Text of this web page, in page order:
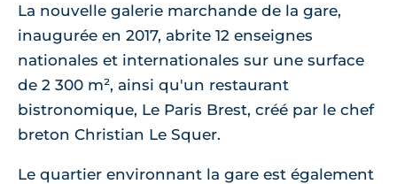
La nouvelle galerie marchande de la gare,
inaugurée en 2017, abrite 12 enseignes
nationales et internationales sur une surface
de 2 300 m², ainsi qu'un restaurant
bistronomique, Le Paris Brest, créé par le chef
breton Christian Le Squer.
Le quartier environnant la gare est également